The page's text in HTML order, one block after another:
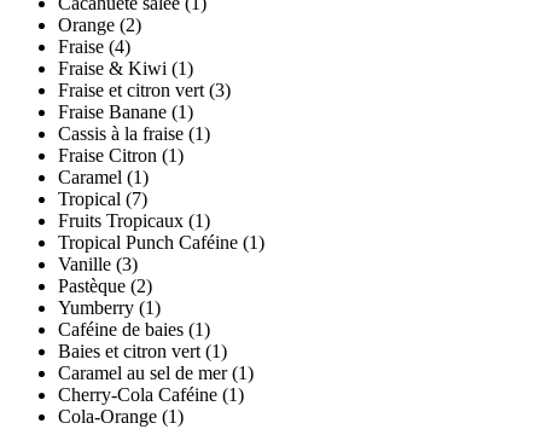
Orange (2)
Fraise (4)
Fraise & Kiwi (1)
Fraise et citron vert (3)
Fraise Banane (1)
Cassis à la fraise (1)
Fraise Citron (1)
Caramel (1)
Tropical (7)
Fruits Tropicaux (1)
Tropical Punch Caféine (1)
Vanille (3)
Pastèque (2)
Yumberry (1)
Caféine de baies (1)
Baies et citron vert (1)
Caramel au sel de mer (1)
Cherry-Cola Caféine (1)
Cola-Orange (1)